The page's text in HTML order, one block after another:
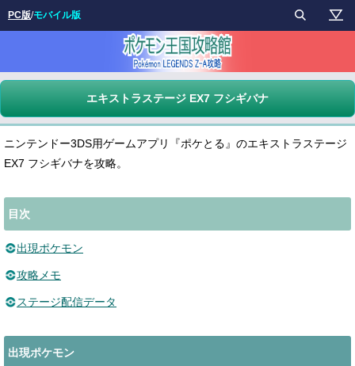
エキストラステージ EX7 フシギバナ
ニンテンドー3DS用ゲームアプリ『ポケとる』のエキストラステージ
EX7 フシギバナを攻略。
目次
出現ポケモン
攻略メモ
ステージ配信データ
出現ポケモン
PC版/モバイル版